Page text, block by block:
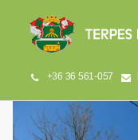
+36 36 561-057